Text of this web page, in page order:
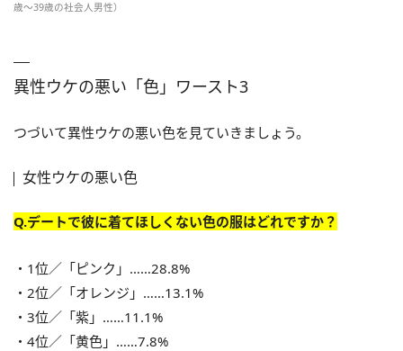
歳～39歳の社会人男性）
異性ウケの悪い「色」ワースト3
つづいて異性ウケの悪い色を見ていきましょう。
女性ウケの悪い色
Q.デートで彼に着てほしくない色の服はどれですか？
・1位／「ピンク」……28.8%
・2位／「オレンジ」……13.1%
・3位／「紫」……11.1%
・4位／「黄色」……7.8%